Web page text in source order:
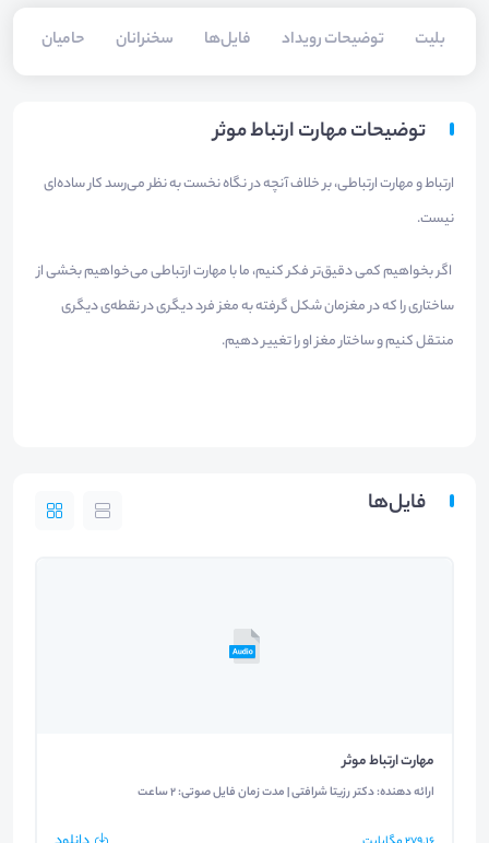
بلیت‌ توضیحات رویداد فایل‌ها سخنرانان حامیان
توضیحات مهارت ارتباط موثر
ارتباط و مهارت ارتباطی، بر خلاف آنچه در نگاه نخست به نظر می‌رسد کار ساده‌ای
نیست.
اگر بخواهیم کمی دقیق‌تر فکر کنیم، ما با مهارت ارتباطی می‌خواهیم بخشی از
ساختاری را که در مغزمان شکل گرفته به مغز فرد دیگری در نقطه‌ی دیگری
منتقل کنیم و ساختار مغز او را تغییر دهیم.
فایل‌ها
مهارت ارتباط موثر
ارائه دهنده: دکتر رزیتا شرافتی | مدت زمان فایل صوتی: 2 ساعت